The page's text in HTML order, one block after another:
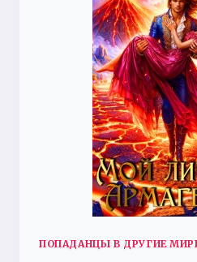
ПОПАДАНЦЫ В ДРУГИЕ